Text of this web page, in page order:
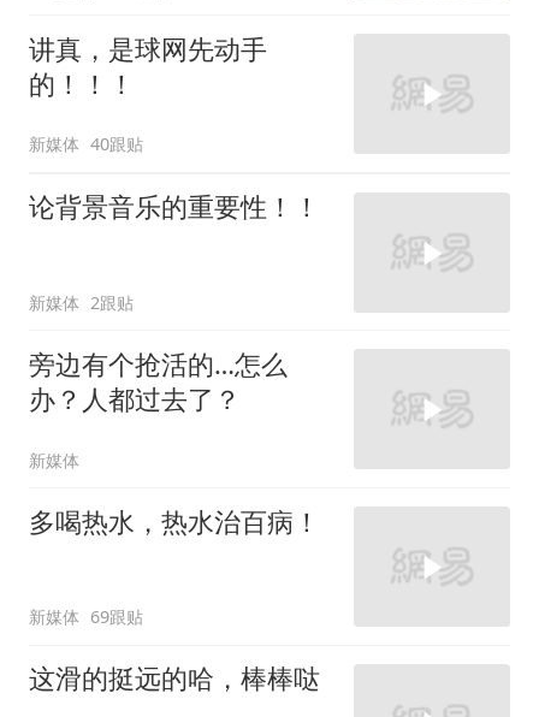
讲真，是球网先动手
的！！！
新媒体 40跟贴
论背景音乐的重要性！！
新媒体 2跟贴
旁边有个抢活的…怎么
办？人都过去了？
新媒体
多喝热水，热水治百病！
新媒体 69跟贴
这滑的挺远的哈，棒棒哒